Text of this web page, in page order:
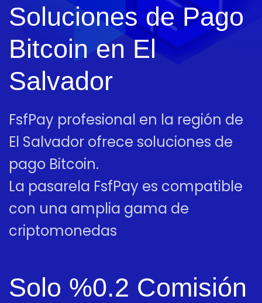
Soluciones de Pago
Bitcoin en El
Salvador
FsfPay profesional en la región de
El Salvador ofrece soluciones de
pago Bitcoin.
La pasarela FsfPay es compatible
con una amplia gama de
criptomonedas
Solo %0.2 Comisión